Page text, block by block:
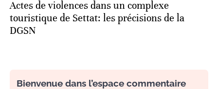
Actes de violences dans un complexe
touristique de Settat: les précisions de la
DGSN
Bienvenue dans l’espace commentaire